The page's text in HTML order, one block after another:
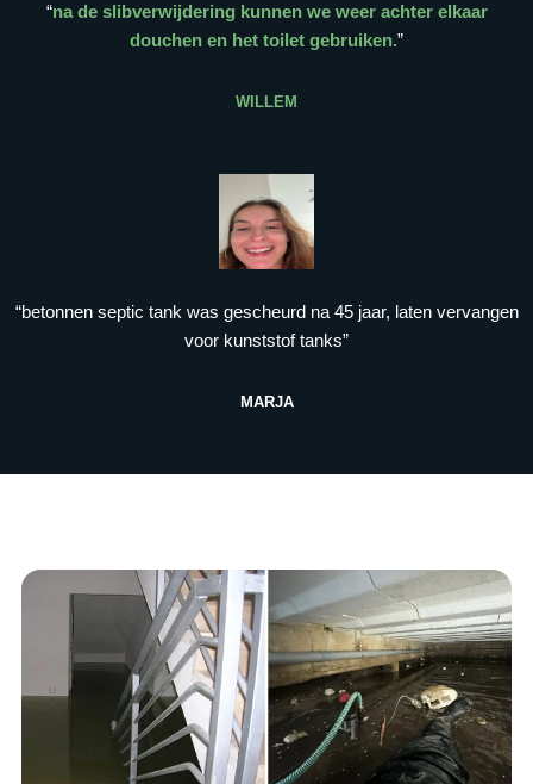
“na de slibverwijdering kunnen we weer achter elkaar
douchen en het toilet gebruiken.”
WILLEM
“betonnen septic tank was gescheurd na 45 jaar, laten vervangen
voor kunststof tanks”
MARJA